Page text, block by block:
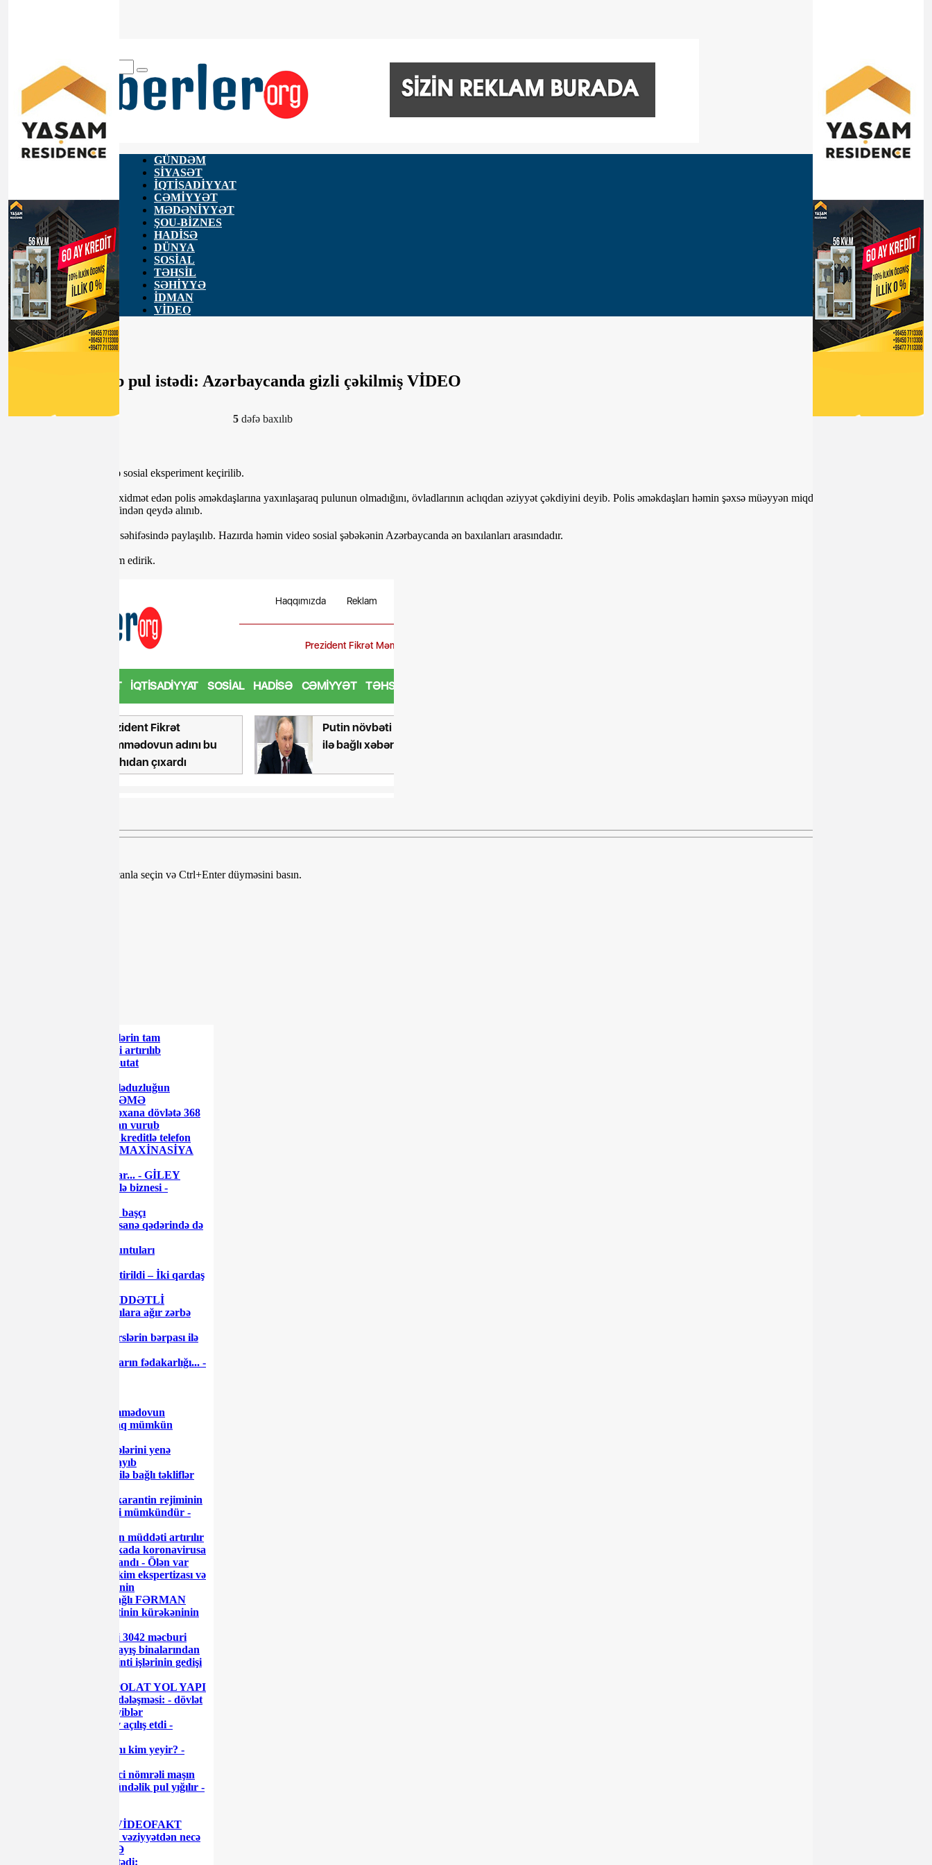
GÜNDƏM
SİYASƏT
İQTİSADİYYAT
CƏMİYYƏT
MƏDƏNİYYƏT
ŞOU-BİZNES
HADİSƏ
DÜNYA
SOSİAL
TƏHSİL
SƏHİYYƏ
İDMAN
VİDEO
Polisə yaxınlaşıb pul istədi: Azərbaycanda gizli çəkilmiş VİDEO
23-04-2020, 22:36 5 dəfə baxılıb
Gəncə şəhərində polislərlə sosial eksperiment keçirilib.
Belə ki, bir gənc yollarda xidmət edən polis əməkdaşlarına yaxınlaşaraq pulunun olmadığını, övladlarının aclıqdan əziyyət çəkdiyini deyib. Polis əməkdaşları həmin şəxsə müəyyən miqdarda pul veriblər. Baş
verənlər gizli kamera tərəfindən qeydə alınıb.
Görüntülər bir “Youtube” səhifəsində paylaşılıb. Hazırda həmin video sosial şəbəkənin Azərbaycanda ən baxılanları arasındadır.
Sözügedən videonu təqdim edirik.
Mətndə səhv var? Onu siçanla seçin və Ctrl+Enter düyməsini basın.
Azərbaycanda əmanətlərin tam
sığortalanması müddəti artırılıb
Rusiyada daha bir deputat
Məşhur səfirin oğlu dələduzluğun
qurbanı olub - MƏHKƏMƏ
Azərbaycanda bu xəstəxana dövlətə 368
min manatdan çox ziyan vurub
"World Telecom"-dan kreditlə telefon
alarkən diqqətli olun - MAXİNASİYA
Gədəbəydə narazılıq var... - GİLEY
Səttar Möhbalıyevin ailə biznesi -
Milyonları olan keçmiş başçı
görünmədi... - Bir Rəqsanə qədərində də
Gömrükdə qanun pozuntuları
Bakıda gözətçi qətlə yetirildi – İki qardaş
Neft şəhəri uğrunda ŞİDDƏTLİ
DÖYÜŞ: Ordu üsyançılara ağır zərbə
Nazir müavinindən dərslərin bərpası ilə
Dəfələrlə demişəm: onların fədakarlığı... -
Ayaz Məmmədovun
uğurlarına kölgə salmaq mümkün
Tramp 1915-ci il hadisələrini yenə
“soyqırım” adlandırmayıb
Riskli vergi ödəyiciləri ilə bağlı təkliflər
Azərbaycanda xüsusi karantin rejiminin
yenidən sərtləşdirilməsi mümkündür -
8103-lə alınan icazələrin müddəti artırılır
Azərbaycanda son sutkada koronavirusa
yoluxanların sayı açıqlandı - Ölən var
Prezidentdən hərbi-həkim ekspertizası və
tibbi şəhadətləndirilmənin
təkmilləşdirilməsi ilə bağlı FƏRMAN
“Azərenerji” prezidentinin kürəkəninin
Azərbaycan Prezidenti 3042 məcburi
köçkün ailəsi üçün yaşayış binalarından
ibarət məhəllələrdə tikinti işlərinin gedişi
Cavid Qurbanovun “POLAT YOL YAPI
ŞİRKƏTİ” ilə gizli sövdələşməsi: - dövlət
vəsaitini belə mənimsəyiblər
Prezident İlham Əliyev açılış etdi -
Sumqayıtda işçi haqqını kim yeyir? -
Gömrük Komitəsi xarici nömrəli maşın
sürənlərə zülm edir: gündəlik pul yığılır -
TƏHLÜKƏLİDİR! - VİDEOFAKT
Neft gəlirlərimiz azalır, vəziyyətdən necə
çıxacağıq? - GƏLİŞMƏ
Polisə yaxınlaşıb pul istədi: